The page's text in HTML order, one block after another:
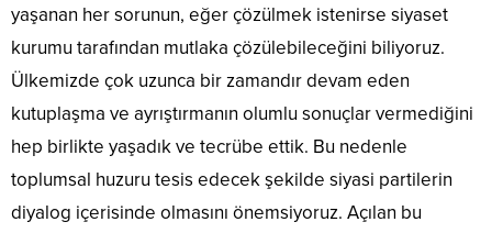
yaşanan her sorunun, eğer çözülmek istenirse siyaset
kurumu tarafından mutlaka çözülebileceğini biliyoruz.
Ülkemizde çok uzunca bir zamandır devam eden
kutuplaşma ve ayrıştırmanın olumlu sonuçlar vermediğini
hep birlikte yaşadık ve tecrübe ettik. Bu nedenle
toplumsal huzuru tesis edecek şekilde siyasi partilerin
diyalog içerisinde olmasını önemsiyoruz. Açılan bu